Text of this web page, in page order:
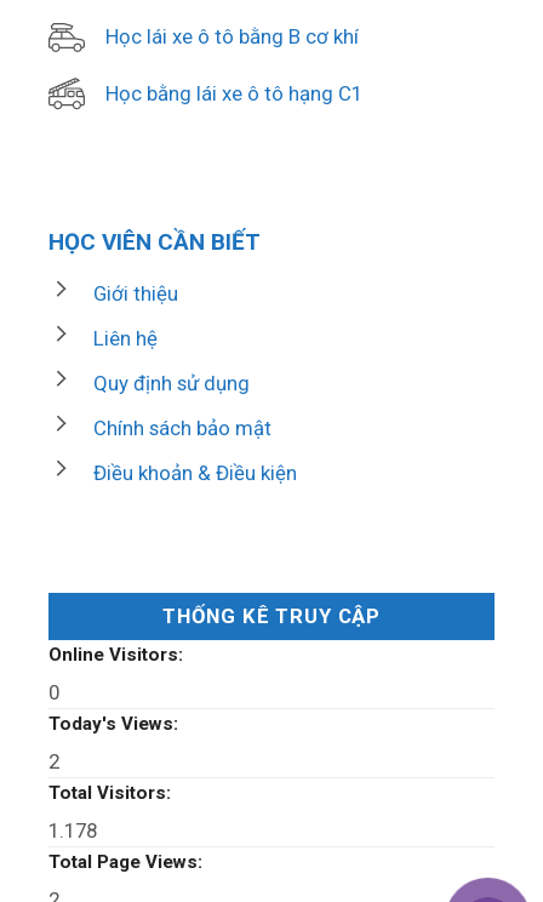
Học lái xe ô tô bằng B cơ khí
Học bằng lái xe ô tô hạng C1
HỌC VIÊN CẦN BIẾT
Giới thiệu
Liên hệ
Quy định sử dụng
Chính sách bảo mật
Điều khoản & Điều kiện
THỐNG KÊ TRUY CẬP
Online Visitors:
0
Today's Views:
2
Total Visitors:
1.178
Total Page Views: